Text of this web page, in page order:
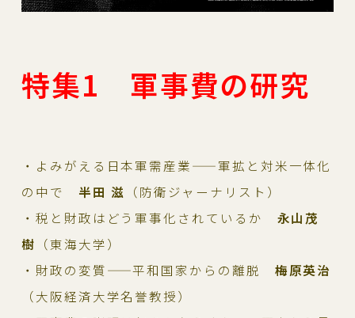
特集1 軍事費の研究
・よみがえる日本軍需産業——軍拡と対米一体化
の中で 半田 滋
（防衛ジャーナリスト）
・税と財政はどう軍事化されているか 永山茂
樹 （東海大学）
・財政の変質——平和国家からの離脱 梅原英治
（大阪経済大学名誉教授）